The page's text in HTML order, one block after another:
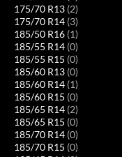
175/70 R13 (2)
175/70 R14 (3)
185/50 R16 (1)
185/55 R14 (0)
185/55 R15 (0)
185/60 R13 (0)
185/60 R14 (1)
185/60 R15 (0)
185/65 R14 (2)
185/65 R15 (0)
185/70 R14 (0)
185/70 R15 (0)